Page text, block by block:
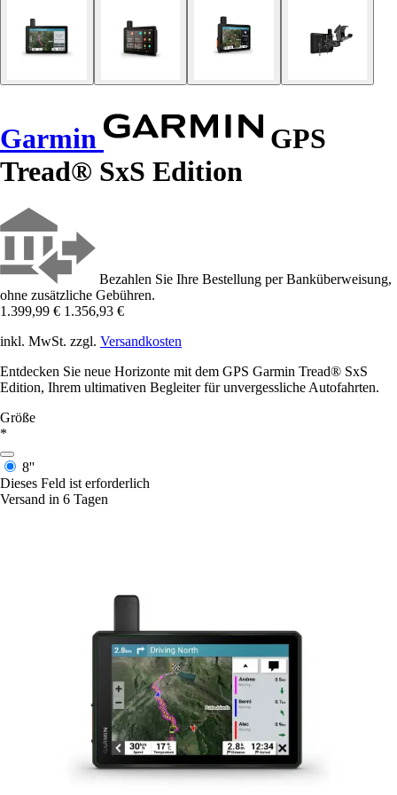
Garmin
GPS
Tread® SxS Edition
Bezahlen Sie Ihre Bestellung per Banküberweisung,
ohne zusätzliche Gebühren.
1.399,99 € 1.356,93 €
inkl. MwSt. zzgl. Versandkosten
Entdecken Sie neue Horizonte mit dem GPS Garmin Tread® SxS
Edition, Ihrem ultimativen Begleiter für unvergessliche Autofahrten.
Größe
*
8''
Dieses Feld ist erforderlich
Versand in 6 Tagen